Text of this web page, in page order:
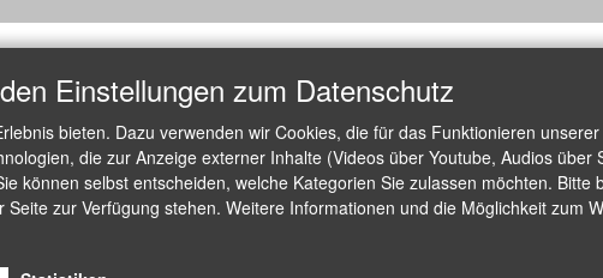
Einstellungen zum Datenschutz
bieten. Dazu verwenden wir Cookies, die für das Funktionieren
die zur Anzeige externer Inhalte (Videos über Youtube, Audios
können selbst entscheiden, welche Kategorien Sie zulassen möchten.
zur Verfügung stehen. Weitere Informationen und die Möglichkeit zum